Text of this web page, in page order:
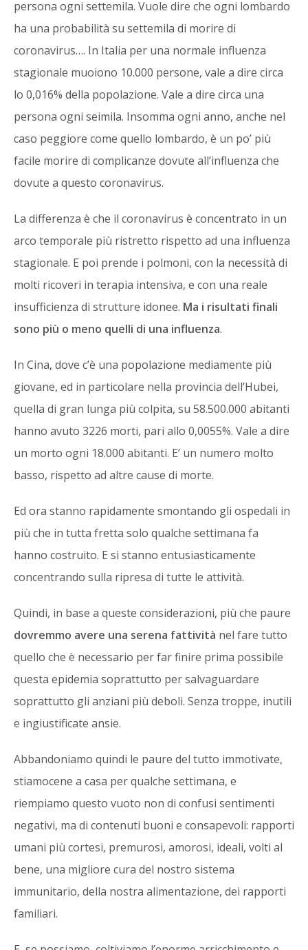
persona ogni settemila. Vuole dire che ogni lombardo
ha una probabilità su settemila di morire di
coronavirus…. In Italia per una normale influenza
stagionale muoiono 10.000 persone, vale a dire circa
lo 0,016% della popolazione. Vale a dire circa una
persona ogni seimila. Insomma ogni anno, anche nel
caso peggiore come quello lombardo, è un po’ più
facile morire di complicanze dovute all’influenza che
dovute a questo coronavirus.
La differenza è che il coronavirus è concentrato in un
arco temporale più ristretto rispetto ad una influenza
stagionale. E poi prende i polmoni, con la necessità di
molti ricoveri in terapia intensiva, e con una reale
insufficienza di strutture idonee. Ma i risultati finali
sono più o meno quelli di una influenza.
In Cina, dove c’è una popolazione mediamente più
giovane, ed in particolare nella provincia dell’Hubei,
quella di gran lunga più colpita, su 58.500.000 abitanti
hanno avuto 3226 morti, pari allo 0,0055%. Vale a dire
un morto ogni 18.000 abitanti. E’ un numero molto
basso, rispetto ad altre cause di morte.
Ed ora stanno rapidamente smontando gli ospedali in
più che in tutta fretta solo qualche settimana fa
hanno costruito. E si stanno entusiasticamente
concentrando sulla ripresa di tutte le attività.
Quindi, in base a queste considerazioni, più che paure
dovremmo avere una serena fattività nel fare tutto
quello che è necessario per far finire prima possibile
questa epidemia soprattutto per salvaguardare
soprattutto gli anziani più deboli. Senza troppe, inutili
e ingiustificate ansie.
Abbandoniamo quindi le paure del tutto immotivate,
stiamocene a casa per qualche settimana, e
riempiamo questo vuoto non di confusi sentimenti
negativi, ma di contenuti buoni e consapevoli: rapporti
umani più cortesi, premurosi, amorosi, ideali, volti al
bene, una migliore cura del nostro sistema
immunitario, della nostra alimentazione, dei rapporti
familiari.